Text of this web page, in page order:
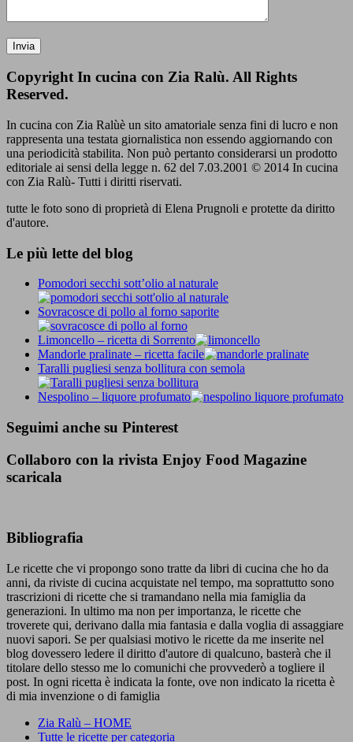
Copyright In cucina con Zia Ralù. All Rights
Reserved.
In cucina con Zia Ralùè un sito amatoriale senza fini di lucro e non
rappresenta una testata giornalistica non essendo aggiornando con
una periodicità stabilita. Non può pertanto considerarsi un prodotto
editoriale ai sensi della legge n. 62 del 7.03.2001 © 2014 In cucina
con Zia Ralù- Tutti i diritti riservati.
tutte le foto sono di proprietà di Elena Prugnoli e protette da diritto
d'autore.
Le più lette del blog
Pomodori secchi sott’olio al naturale
Sovracosce di pollo al forno saporite
Limoncello – ricetta di Sorrento
Mandorle pralinate – ricetta facile
Taralli pugliesi senza bollitura con semola
Nespolino – liquore profumato
Seguimi anche su Pinterest
Collaboro con la rivista Enjoy Food Magazine
scaricala
Bibliografia
Le ricette che vi propongo sono tratte da libri di cucina che ho da
anni, da riviste di cucina acquistate nel tempo, ma soprattutto sono
trascrizioni di ricette che si tramandano nella mia famiglia da
generazioni. In ultimo ma non per importanza, le ricette che
troverete qui, derivano dalla mia fantasia e dalla voglia di assaggiare
nuovi sapori. Se per qualsiasi motivo le ricette da me inserite nel
blog dovessero ledere il diritto d'autore di qualcuno, basterà che il
titolare dello stesso me lo comunichi che provvederò a togliere il
post. In ogni ricetta è indicata la fonte, ove non indicato la ricetta è
di mia invenzione o di famiglia
Zia Ralù – HOME
Tutte le ricette per categoria